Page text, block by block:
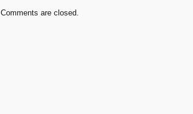
Comments are closed.